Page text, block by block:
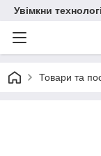
Увімкни
Товари та